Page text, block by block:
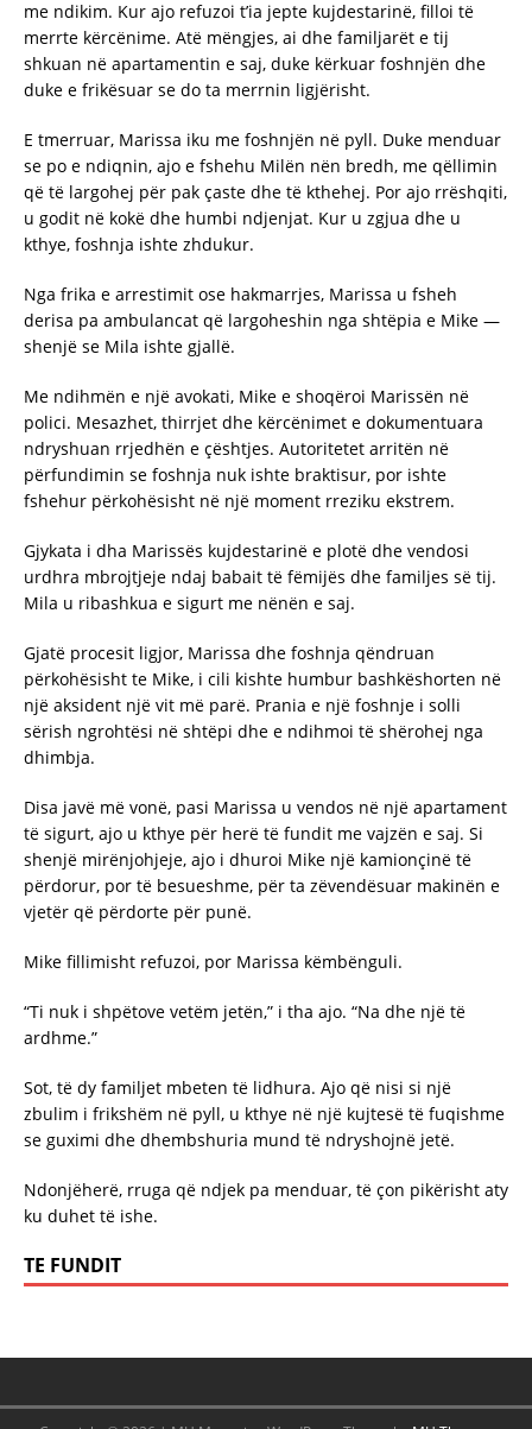
me ndikim. Kur ajo refuzoi t’ia jepte kujdestarinë, filloi të
merrte kërcënime. Atë mëngjes, ai dhe familjarët e tij
shkuan në apartamentin e saj, duke kërkuar foshnjën dhe
duke e frikësuar se do ta merrnin ligjërisht.
E tmerruar, Marissa iku me foshnjën në pyll. Duke menduar
se po e ndiqnin, ajo e fshehu Milën nën bredh, me qëllimin
që të largohej për pak çaste dhe të kthehej. Por ajo rrëshqiti,
u godit në kokë dhe humbi ndjenjat. Kur u zgjua dhe u
kthye, foshnja ishte zhdukur.
Nga frika e arrestimit ose hakmarrjes, Marissa u fsheh
derisa pa ambulancat që largoheshin nga shtëpia e Mike —
shenjë se Mila ishte gjallë.
Me ndihmën e një avokati, Mike e shoqëroi Marissën në
polici. Mesazhet, thirrjet dhe kërcënimet e dokumentuara
ndryshuan rrjedhën e çështjes. Autoritetet arritën në
përfundimin se foshnja nuk ishte braktisur, por ishte
fshehur përkohësisht në një moment rreziku ekstrem.
Gjykata i dha Marissës kujdestarinë e plotë dhe vendosi
urdhra mbrojtjeje ndaj babait të fëmijës dhe familjes së tij.
Mila u ribashkua e sigurt me nënën e saj.
Gjatë procesit ligjor, Marissa dhe foshnja qëndruan
përkohësisht te Mike, i cili kishte humbur bashkëshorten në
një aksident një vit më parë. Prania e një foshnje i solli
sërish ngrohtësi në shtëpi dhe e ndihmoi të shërohej nga
dhimbja.
Disa javë më vonë, pasi Marissa u vendos në një apartament
të sigurt, ajo u kthye për herë të fundit me vajzën e saj. Si
shenjë mirënjohjeje, ajo i dhuroi Mike një kamionçinë të
përdorur, por të besueshme, për ta zëvendësuar makinën e
vjetër që përdorte për punë.
Mike fillimisht refuzoi, por Marissa këmbënguli.
“Ti nuk i shpëtove vetëm jetën,” i tha ajo. “Na dhe një të
ardhme.”
Sot, të dy familjet mbeten të lidhura. Ajo që nisi si një
zbulim i frikshëm në pyll, u kthye në një kujtesë të fuqishme
se guximi dhe dhembshuria mund të ndryshojnë jetë.
Ndonjëherë, rruga që ndjek pa menduar, të çon pikërisht aty
ku duhet të ishe.
TE FUNDIT